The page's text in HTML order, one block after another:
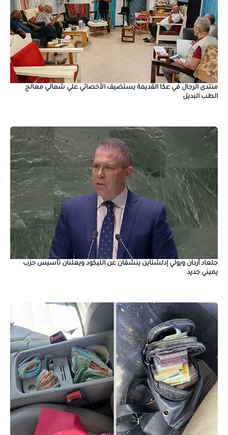
منتدى الرجال في عكا القديمة يستضيف الأخصائي علي شمالي معالج
الطب البديل
جلعاد أردان ويولي إدلشتاين ينشقان عن الليكود ويعلنان تأسيس حزب
يميني جديد